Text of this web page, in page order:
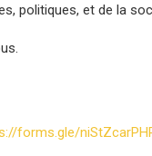
politiques, et de la
forms.gle/